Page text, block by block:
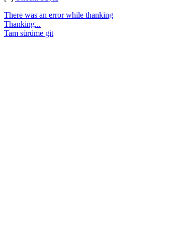
There was an error while thanking
Thanking...
Tam sürüme git